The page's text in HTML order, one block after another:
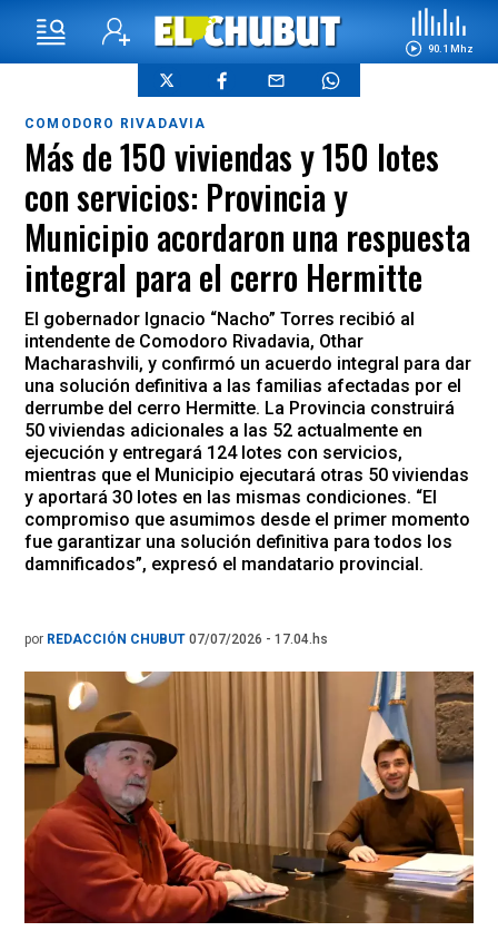
90.1 Mhz
COMODORO RIVADAVIA
Más de 150 viviendas y 150 lotes
con servicios: Provincia y
Municipio acordaron una respuesta
integral para el cerro Hermitte
El gobernador Ignacio “Nacho” Torres recibió al
intendente de Comodoro Rivadavia, Othar
Macharashvili, y confirmó un acuerdo integral para dar
una solución definitiva a las familias afectadas por el
derrumbe del cerro Hermitte. La Provincia construirá
50 viviendas adicionales a las 52 actualmente en
ejecución y entregará 124 lotes con servicios,
mientras que el Municipio ejecutará otras 50 viviendas
y aportará 30 lotes en las mismas condiciones. “El
compromiso que asumimos desde el primer momento
fue garantizar una solución definitiva para todos los
damnificados”, expresó el mandatario provincial.
por REDACCIÓN CHUBUT 07/07/2026 - 17.04.hs